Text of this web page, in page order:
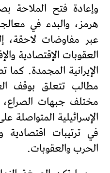
وإعادة فتح الملاحة
هرمز، والبدء في
عبر مفاوضات
العقوبات الإقتصادية
الإيرانية المجمدة.
مطالب تتعلق بوقف
مختلف جبهات الصراع،
الإسرائيلية المتواصلة
في ترتيبات اقتصادية
الحرب والعقوبات.